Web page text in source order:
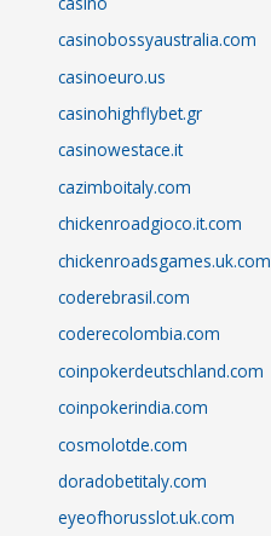
casinobossyaustralia.com
casinoeuro.us
casinohighflybet.gr
casinowestace.it
cazimboitaly.com
chickenroadgioco.it.com
chickenroadsgames.uk.com
coderebrasil.com
coderecolombia.com
coinpokerdeutschland.com
coinpokerindia.com
cosmolotde.com
doradobetitaly.com
eyeofhorusslot.uk.com